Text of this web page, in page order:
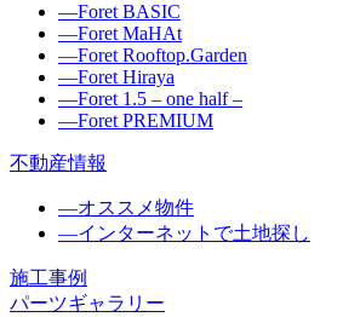
―Foret BASIC
―Foret MaHAt
―Foret Rooftop.Garden
―Foret Hiraya
―Foret 1.5 – one half –
―Foret PREMIUM
不動産情報
―オススメ物件
―インターネットで土地探し
施工事例
パーツギャラリー